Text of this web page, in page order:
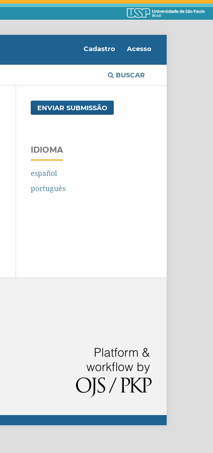
BUSCAR
Cadastro Acesso
ENVIAR SUBMISSÃO
IDIOMA
español
português